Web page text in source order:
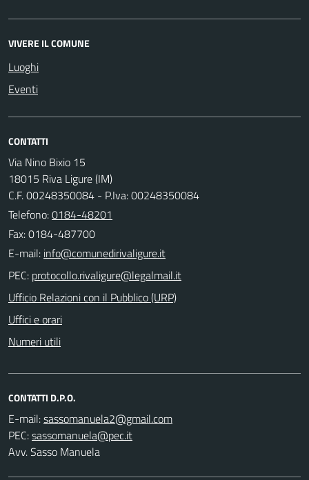
VIVERE IL COMUNE
Luoghi
Eventi
CONTATTI
Via Nino Bixio 15
18015 Riva Ligure (IM)
C.F. 00248350084 - P.Iva: 00248350084
Telefono:0184-48201
Fax: 0184-487700
E-mail:
PEC:
Ufficio Relazioni con il Pubblico (URP)
Uffici e orari
Numeri utili
CONTATTI D.P.O.
E-mail:
PEC:
Avv. Sasso Manuela